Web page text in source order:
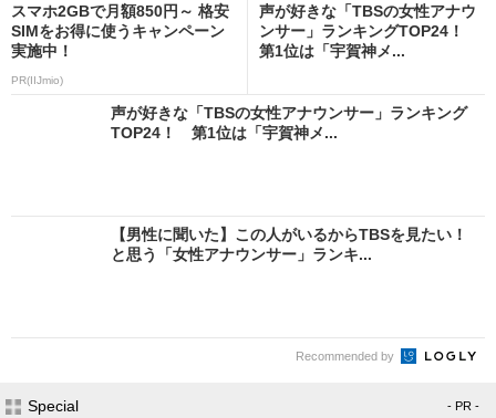
スマホ2GBで月額850円～ 格安
SIMをお得に使うキャンペーン
実施中！
PR(IIJmio)
声が好きな「TBSの女性アナウ
ンサー」ランキングTOP24！
第1位は「宇賀神メ...
声が好きな「TBSの女性アナウンサー」ランキング
TOP24！ 第1位は「宇賀神メ...
【男性に聞いた】この人がいるからTBSを見たい！
と思う「女性アナウンサー」ランキ...
Recommended by
Special - PR -